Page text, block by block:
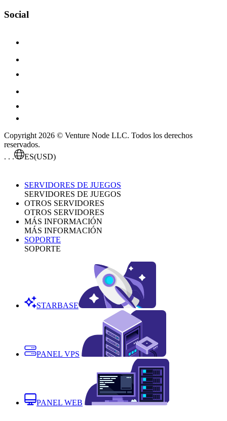
Social
Copyright 2026 © Venture Node LLC. Todos los derechos
reservados.
. . .
ES(USD)
SERVIDORES DE JUEGOS
SERVIDORES DE JUEGOS
OTROS SERVIDORES
OTROS SERVIDORES
MÁS INFORMACIÓN
MÁS INFORMACIÓN
SOPORTE
SOPORTE
STARBASE
PANEL VPS
PANEL WEB